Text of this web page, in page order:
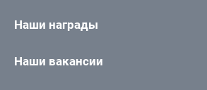
Наши награды
Наши вакансии